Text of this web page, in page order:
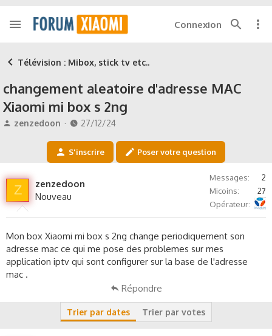
Connexion
Télévision : Mibox, stick tv etc..
changement aleatoire d'adresse MAC
Xiaomi mi box s 2ng
A
r
d
e
l
d
i
s
c
zenzedoon
D
e
e
b
t
27/12/24
S'inscrire Poser votre question
Z
zenzedoon
Nouveau
Messages
2
Micoins
27
Opérateur
Mon box Xiaomi mi box s 2ng change periodiquement son
adresse mac ce qui me pose des problemes sur mes
application iptv qui sont configurer sur la base de l'adresse
mac .
Répondre
Trier par dates Trier par votes